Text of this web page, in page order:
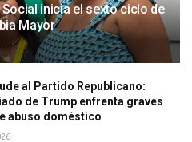
inicia el sexto ciclo de
Mayor
al Partido Republicano:
de Trump enfrenta graves
abuso doméstico